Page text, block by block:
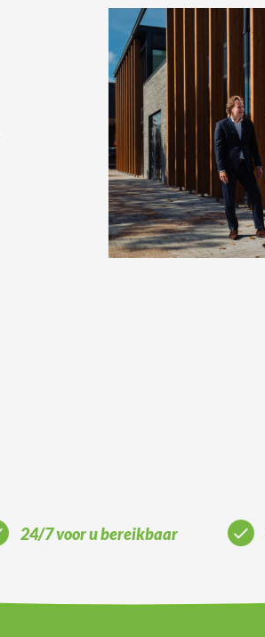
24/7 voor u bereikbaar